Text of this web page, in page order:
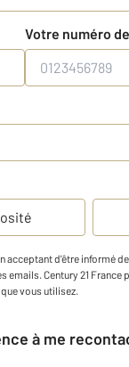
Votre numéro
d'être informé
Century 21 France
vous utilisez.
à me